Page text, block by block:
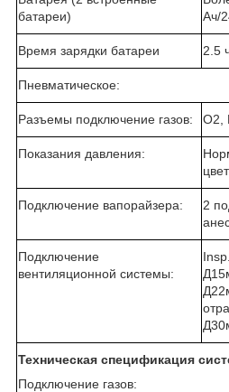
батареи)
Ач/
Время зарядки батареи 2.5
Пневматическое:
Разъемы подключение газов: O2,
Показания давления:
Подключение вапорайзера:
2
Подключение
вентиляционной системы:
Техническая спецификация
Подключение газов: